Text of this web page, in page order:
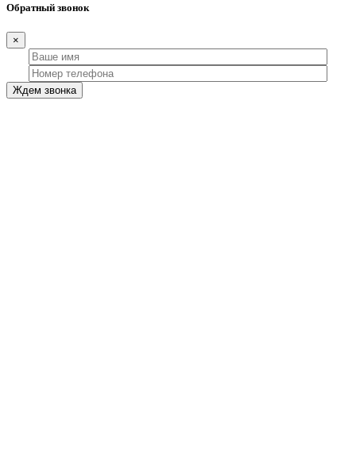
Обратный звонок
×
Ждем звонка